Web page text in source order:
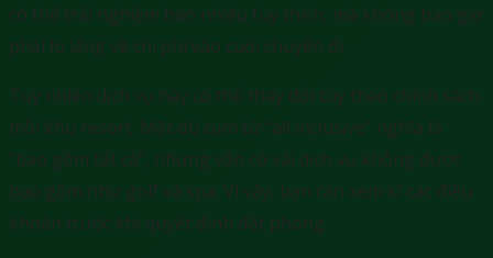
có thể trải nghiệm bao nhiêu tùy thích, mà không bao giờ
phải lo lắng về chi phí vào cuối chuyến đi.
Tuy nhiên dịch vụ này có thể thay đổi tùy theo chính sách
mỗi khu resort. Mặc dù cụm từ “all inclusive” nghĩa là
“bao gồm tất cả”, nhưng vẫn có vài dịch vụ không được
bao gồm như golf và spa. Vì vậy, bạn cần xem kĩ các điều
khoản trước khi quyết định đặt phòng.